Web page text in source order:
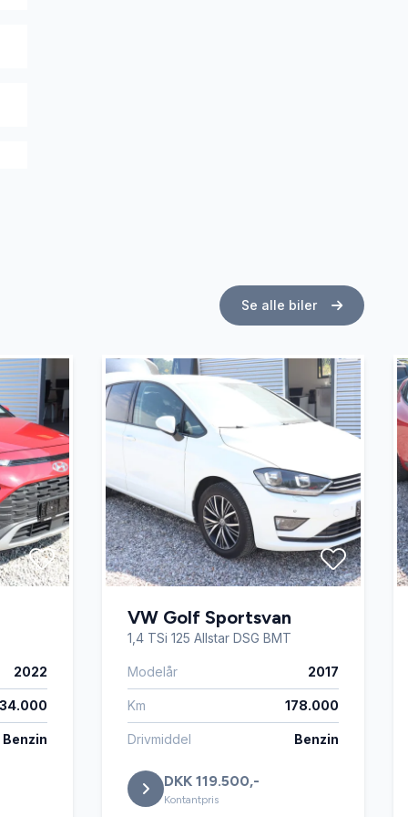
Se alle biler
2022
34.000
Benzin
VW Golf Sportsvan
1,4 TSi 125 Allstar DSG BMT
Modelår 2017
Km 178.000
Drivmiddel Benzin
DKK 119.500,-
Kontantpris